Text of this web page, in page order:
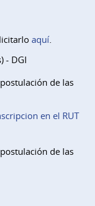
aquí.
- DGI
de las
en el RUT
de las